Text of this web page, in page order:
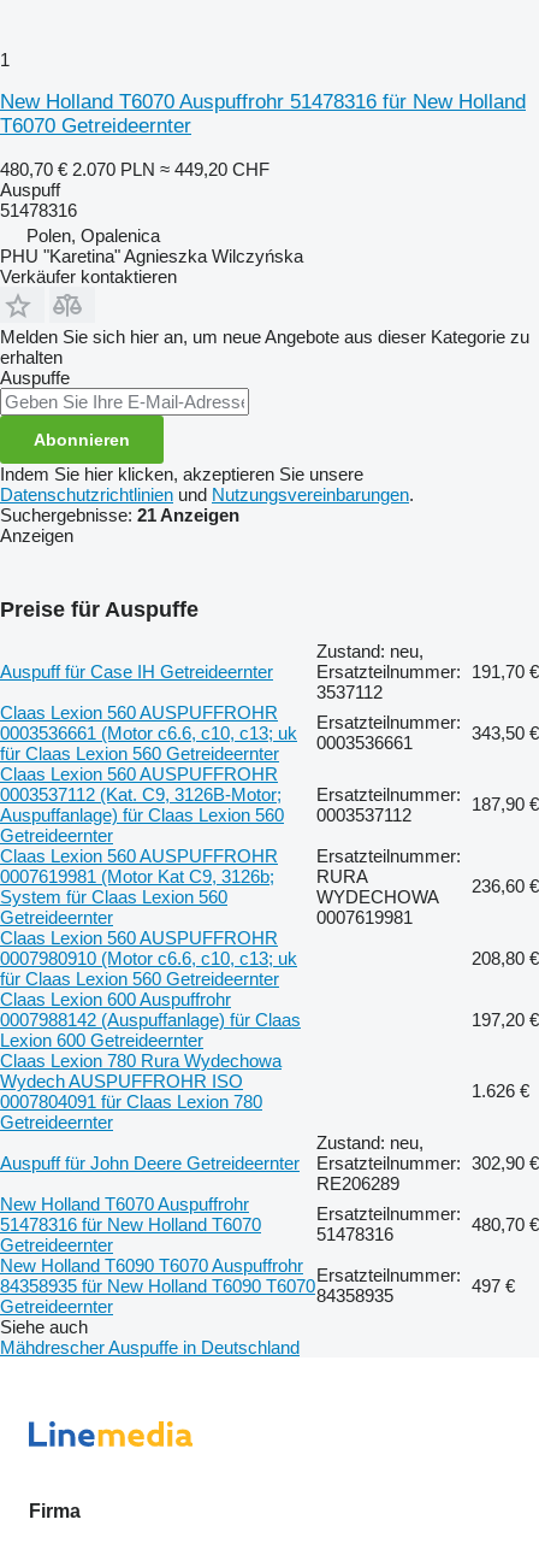
1
New Holland T6070 Auspuffrohr 51478316 für New Holland
T6070 Getreideernter
480,70 € 2.070 PLN ≈ 449,20 CHF
Auspuff
51478316
Polen, Opalenica
PHU "Karetina" Agnieszka Wilczyńska
Verkäufer kontaktieren
Melden Sie sich hier an, um neue Angebote aus dieser Kategorie zu
erhalten
Auspuffe
Abonnieren
Indem Sie hier klicken, akzeptieren Sie unsere
Datenschutzrichtlinien und Nutzungsvereinbarungen.
Suchergebnisse: 21 Anzeigen
Anzeigen
Preise für Auspuffe
Auspuff für Case IH Getreideernter
Zustand: neu,
Ersatzteilnummer:
3537112
191,70 €
Claas Lexion 560 AUSPUFFROHR
0003536661 (Motor c6.6, c10, c13; uk
für Claas Lexion 560 Getreideernter
Ersatzteilnummer:
0003536661
343,50 €
Claas Lexion 560 AUSPUFFROHR
0003537112 (Kat. C9, 3126B-Motor;
Auspuffanlage) für Claas Lexion 560
Getreideernter
Ersatzteilnummer:
0003537112
187,90 €
Claas Lexion 560 AUSPUFFROHR
0007619981 (Motor Kat C9, 3126b;
System für Claas Lexion 560
Getreideernter
Ersatzteilnummer:
RURA
WYDECHOWA
0007619981
236,60 €
Claas Lexion 560 AUSPUFFROHR
0007980910 (Motor c6.6, c10, c13; uk
für Claas Lexion 560 Getreideernter
208,80 €
Claas Lexion 600 Auspuffrohr
0007988142 (Auspuffanlage) für Claas
Lexion 600 Getreideernter
197,20 €
Claas Lexion 780 Rura Wydechowa
Wydech AUSPUFFROHR ISO
0007804091 für Claas Lexion 780
Getreideernter
1.626 €
Auspuff für John Deere Getreideernter
Zustand: neu,
Ersatzteilnummer:
RE206289
302,90 €
New Holland T6070 Auspuffrohr
51478316 für New Holland T6070
Getreideernter
Ersatzteilnummer:
51478316
480,70 €
New Holland T6090 T6070 Auspuffrohr
84358935 für New Holland T6090 T6070
Getreideernter
Ersatzteilnummer:
84358935
497 €
Siehe auch
Mähdrescher Auspuffe in Deutschland
Firma